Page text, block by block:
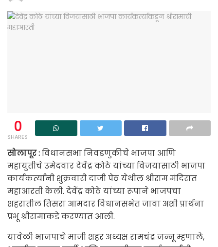
0
SHARES
सोलापूर :विधानसभा निवडणुकीचे भाजपा आणि
महायुतीचे उमेदवार देवेंद्र कोठे यांच्या विजयासाठी भाजपा
कार्यकर्त्यांनी शुक्रवारी दाजी पेठ येथील श्रीराम मंदिरात
महाआरती केली. देवेंद्र कोठे यांच्या रूपाने भाजपचा
शहरातील तिसरा आमदार विधानसभेत जावा अशी प्रार्थना
प्रभू श्रीरामाकडे करण्यात आली.
यावेळी भाजपाचे माजी शहर अध्यक्ष रामचंद्र जन्नू म्हणाले,